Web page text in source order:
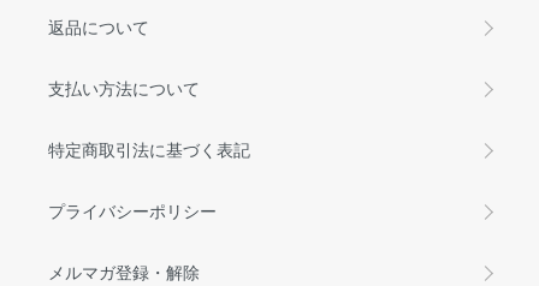
返品について
支払い方法について
特定商取引法に基づく表記
プライバシーポリシー
メルマガ登録・解除